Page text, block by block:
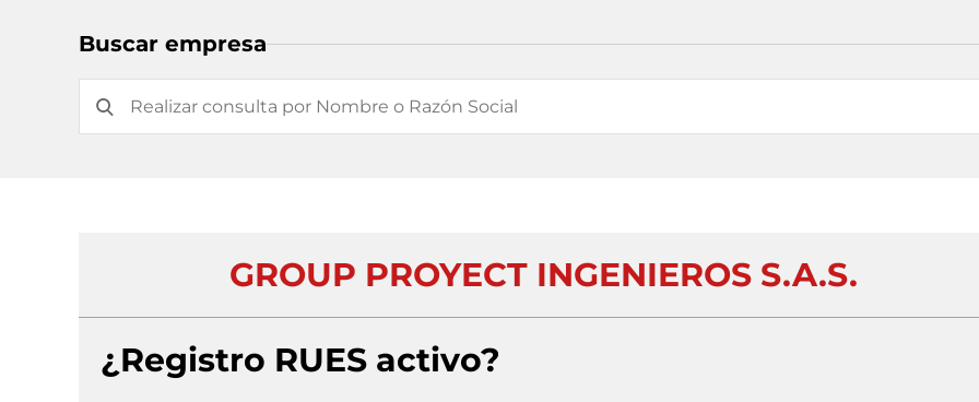
Buscar empresa
GROUP PROYECT INGENIEROS S.A.S.
¿Registro RUES activo?